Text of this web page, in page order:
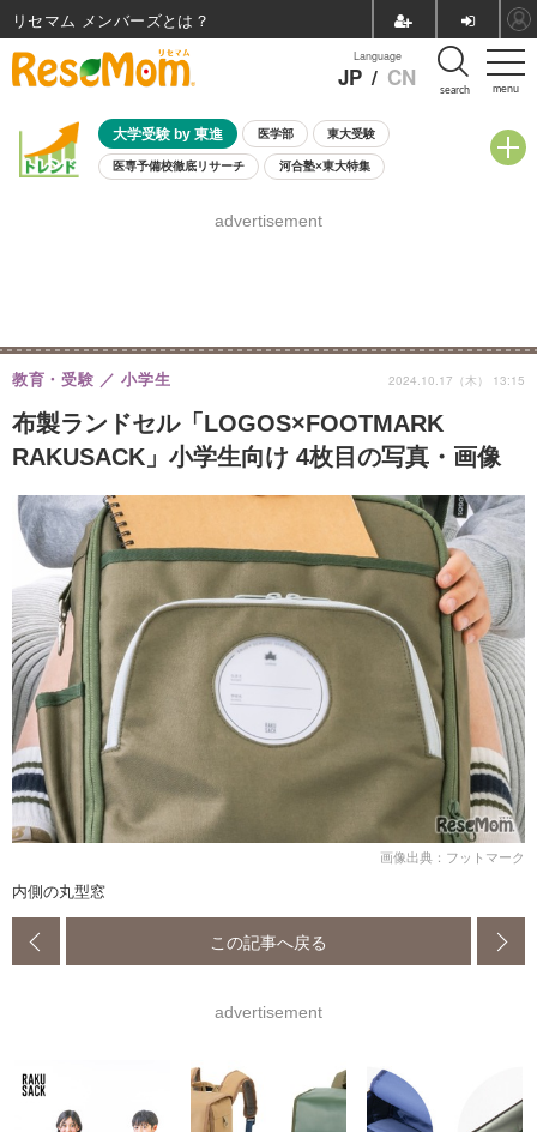
menu
Language
JP / CN search
大学受験 by 東進 医学部 東大受験
医専予備校徹底リサーチ 河合塾×東大特集
8月開催学校説明会・相談会
advertisement
布製ランドセル「LOGOS×FOOTMARK
RAKUSACK」小学生向け 4枚目の写真・画像
教育・受験 小学生 2024.10.17（木） 13:15
画像出典：フットマーク
内側の丸型窓
この記事へ戻る
advertisement
リセマム メンバーズ